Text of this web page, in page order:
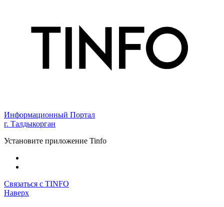
Информационный Портал
г. Талдыкорган
Установите приложение Tinfo
Связаться с TINFO
Наверх